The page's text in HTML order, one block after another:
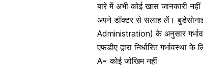
बारे में अभी कोई खास जानकारी
अपने डॉक्टर से सलाह लें।
Administration) के अनुसार
एफडीए द्वारा निर्धारित गर्भावस्था
A= कोई जोखिम नहीं